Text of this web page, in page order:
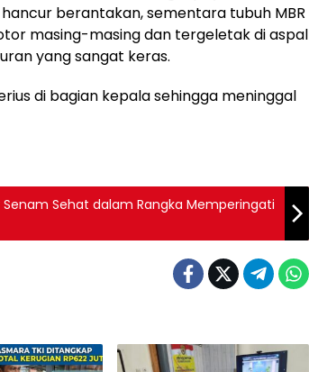
berantakan, sementara tubuh MBR
masing-masing dan tergeletak di aspal
yang sangat keras.
di bagian kepala sehingga meninggal
Senam Sehat dalam Rangka Memperingati